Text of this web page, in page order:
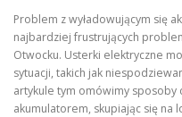
Problem z wyładowującym się
najbardziej frustrujących
Otwocku. Usterki elektryczne
sytuacji, takich jak
artykule tym omówimy
akumulatorem, skupiając się na